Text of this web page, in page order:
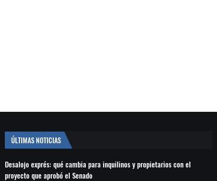
ÚLTIMAS NOTICIAS
Desalojo exprés: qué cambia para inquilinos y propietarios con el
proyecto que aprobó el Senado